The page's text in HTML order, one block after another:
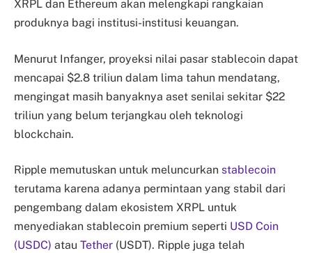
XRPL dan Ethereum akan melengkapi rangkaian
produknya bagi institusi-institusi keuangan.
Menurut Infanger, proyeksi nilai pasar stablecoin dapat
mencapai $2.8 triliun dalam lima tahun mendatang,
mengingat masih banyaknya aset senilai sekitar $22
triliun yang belum terjangkau oleh teknologi
blockchain.
Ripple memutuskan untuk meluncurkan stablecoin
terutama karena adanya permintaan yang stabil dari
pengembang dalam ekosistem XRPL untuk
menyediakan stablecoin premium seperti USD Coin
(USDC) atau Tether (USDT). Ripple juga telah